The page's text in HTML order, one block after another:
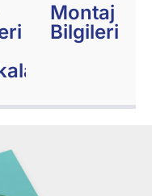
Montaj
Bilgileri